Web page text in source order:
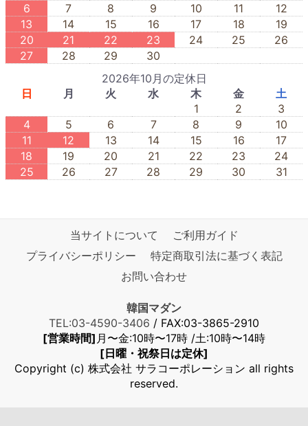
6
7 8 9 10 11
12
13
14 15 16 17 18
19
20
21 22 23 24 25
26
27
28 29
30
2026年10月の定休日
日
月 火 水 木 金
土
1
2
3
4
5 6 7 8 9
10
11
12 13 14 15 16
17
18
19 20 21 22 23
24
25
26 27 28 29 30 31
当サイトについて
ご利用ガイド
プライバシーポリシー
特定商取引法に基づく表記
お問い合わせ
韓国マダン
TEL:03-4590-3406 / FAX:03-3865-2910
[営業時間] 月〜金:10時〜17時 /土:10時〜14時
[日曜・祝祭日は定休]
Copyright (c) 株式会社 サラコーポレーション all rights
reserved.